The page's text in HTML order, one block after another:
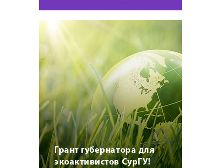
Грант губернатора для
экоактивистов СурГУ!